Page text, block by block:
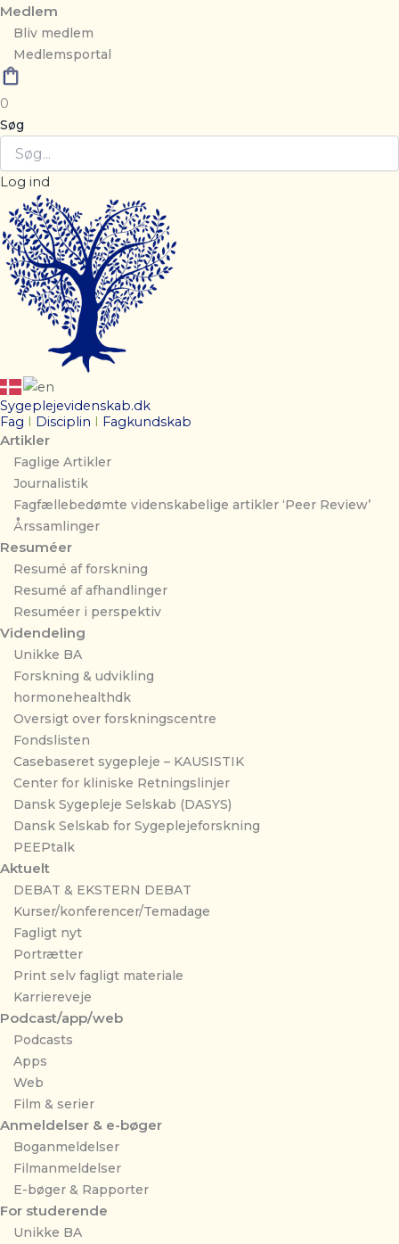
Medlem
Bliv medlem
Medlemsportal
0
Søg
Log ind
Sygeplejevidenskab.dk
Fag I Disciplin I Fagkundskab
Artikler
Faglige Artikler
Journalistik
Fagfællebedømte videnskabelige artikler ‘Peer Review’
Årssamlinger
Resuméer
Resumé af forskning
Resumé af afhandlinger
Resuméer i perspektiv
Videndeling
Unikke BA
Forskning & udvikling
hormonehealthdk
Oversigt over forskningscentre
Fondslisten
Casebaseret sygepleje – KAUSISTIK
Center for kliniske Retningslinjer
Dansk Sygepleje Selskab (DASYS)
Dansk Selskab for Sygeplejeforskning
PEEPtalk
Aktuelt
DEBAT & EKSTERN DEBAT
Kurser/konferencer/Temadage
Fagligt nyt
Portrætter
Print selv fagligt materiale
Karriereveje
Podcast/app/web
Podcasts
Apps
Web
Film & serier
Anmeldelser & e-bøger
Boganmeldelser
Filmanmeldelser
E-bøger & Rapporter
For studerende
Unikke BA